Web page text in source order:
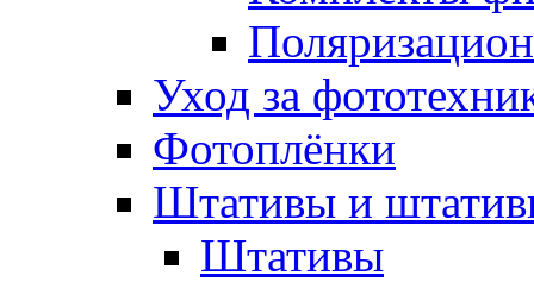
Уход за
Фотоплёнки
Штативы и
Штативы